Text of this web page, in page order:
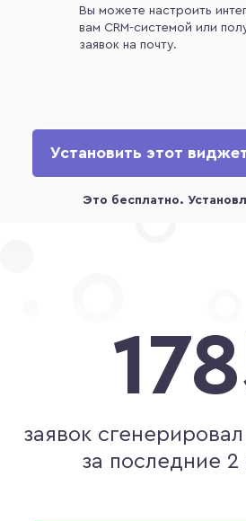
Вы можете настроить
вам CRM-системой или
заявок на почту.
Установить этот
заявок
за последние 2